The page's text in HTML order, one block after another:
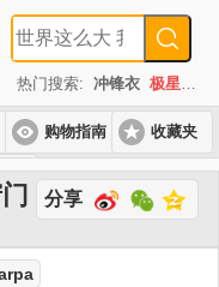
热门搜索: 冲锋衣 极星
购物指南
装
收藏夹
分享